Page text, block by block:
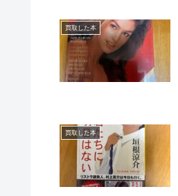
買取した本
買取した本